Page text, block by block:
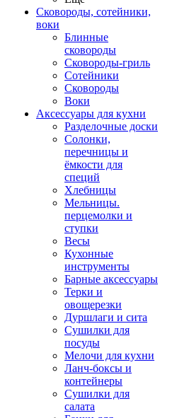
Сковороды, сотейники,
воки
Блинные
сковороды
Сковороды-гриль
Сотейники
Сковороды
Воки
Аксессуары для кухни
Разделочные доски
Солонки,
перечницы и
ёмкости для
специй
Хлебницы
Мельницы.
перцемолки и
ступки
Весы
Кухонные
инструменты
Барные аксессуары
Терки и
овощерезки
Дуршлаги и сита
Сушилки для
посуды
Мелочи для кухни
Ланч-боксы и
контейнеры
Сушилки для
салата